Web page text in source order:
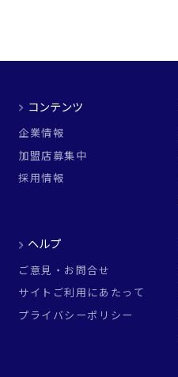
コンテンツ
企業情報
加盟店募集中
採用情報
ヘルプ
ご意見・お問合せ
サイトご利用にあたって
プライバシーポリシー